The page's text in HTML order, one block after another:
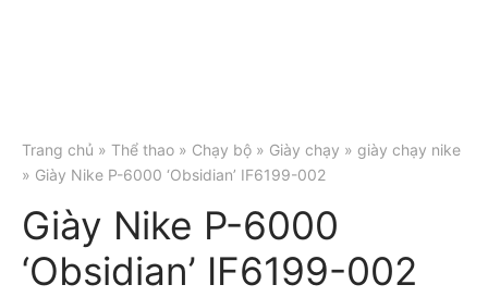
Trang chủ » Thể thao » Chạy bộ » Giày chạy » giày chạy nike
» Giày Nike P-6000 ‘Obsidian’ IF6199-002
Giày Nike P-6000
‘Obsidian’ IF6199-002